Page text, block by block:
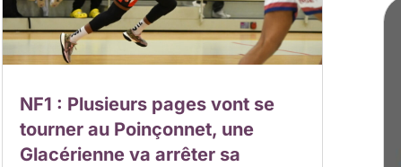
NF1 : Plusieurs pages vont se
tourner au Poinçonnet, une
Glacérienne va arrêter sa